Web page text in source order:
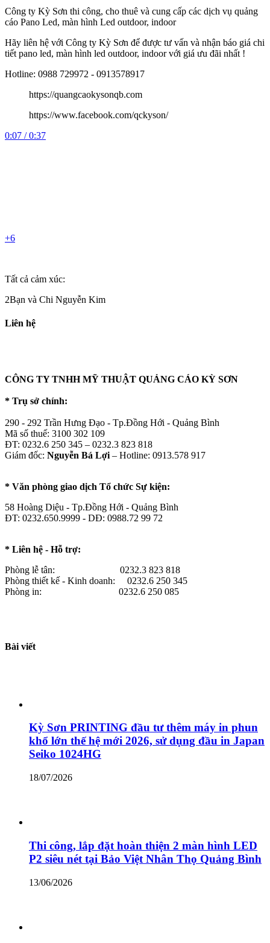
Công ty Kỳ Sơn thi công, cho thuê và cung cấp các dịch vụ quảng
cáo Pano Led, màn hình Led outdoor, indoor
Hãy liên hệ với Công ty Kỳ Sơn để được tư vấn và nhận báo giá chi
tiết pano led, màn hình led outdoor, indoor với giá ưu đãi nhất !
Hotline: 0988 729972 - 0913578917
https://quangcaokysonqb.com
https://www.facebook.com/qckyson/
0:07 / 0:37
+6
Tất cả cảm xúc:
2Bạn và Chi Nguyễn Kim
Liên hệ
CÔNG TY TNHH MỸ THUẬT QUẢNG CÁO KỲ SƠN
* Trụ sở chính:
290 - 292 Trần Hưng Đạo - Tp.Đồng Hới - Quảng Bình
Mã số thuế: 3100 302 109
ĐT: 0232.6 250 345 – 0232.3 823 818
Giám đốc: Nguyễn Bá Lợi – Hotline: 0913.578 917
* Văn phòng giao dịch Tổ chức Sự kiện:
58 Hoàng Diệu - Tp.Đồng Hới - Quảng Bình
ĐT: 0232.650.9999 - DĐ: 0988.72 99 72
* Liên hệ - Hỗ trợ:
Phòng lễ tân: 0232.3 823 818
Phòng thiết kế - Kinh doanh: 0232.6 250 345
Phòng in: 0232.6 250 085
Bài viết
Kỳ Sơn PRINTING đầu tư thêm máy in phun
khổ lớn thế hệ mới 2026, sử dụng đầu in Japan
Seiko 1024HG
18/07/2026
Thi công, lắp đặt hoàn thiện 2 màn hình LED
P2 siêu nét tại Bảo Việt Nhân Thọ Quảng Bình
13/06/2026